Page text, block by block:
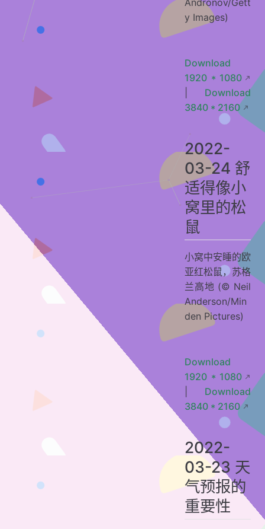
Andronov/Gett
y Images)
Download
1920 * 1080
Download
3840 * 2160
2022-
03-24 舒
适得像小
窝里的松
鼠
小窝中安睡的欧
亚红松鼠，苏格
兰高地 (© Neil
Anderson/Min
den Pictures)
Download
1920 * 1080
Download
3840 * 2160
2022-
03-23 天
气预报的
重要性